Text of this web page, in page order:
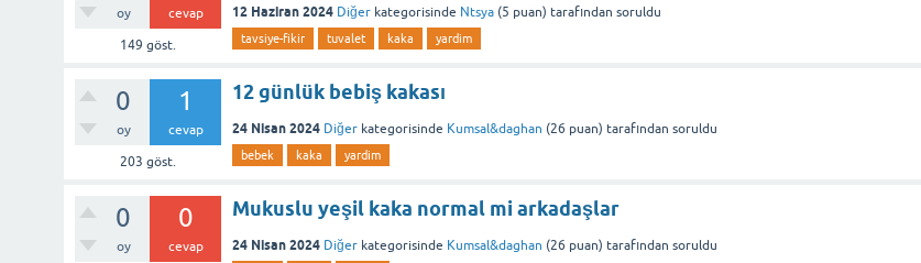
oy cevap
149 göst.
12 Haziran 2024 Diğer kategorisinde Ntsya (5 puan) tarafından soruldu
tavsiye-fikir tuvalet kaka yardim
0
oy
1
cevap
203 göst.
12 günlük bebiş kakası
24 Nisan 2024 Diğer kategorisinde Kumsal&daghan (26 puan) tarafından soruldu
bebek kaka yardim
0
oy
0
cevap
Mukuslu yeşil kaka normal mi arkadaşlar
24 Nisan 2024 Diğer kategorisinde Kumsal&daghan (26 puan) tarafından soruldu